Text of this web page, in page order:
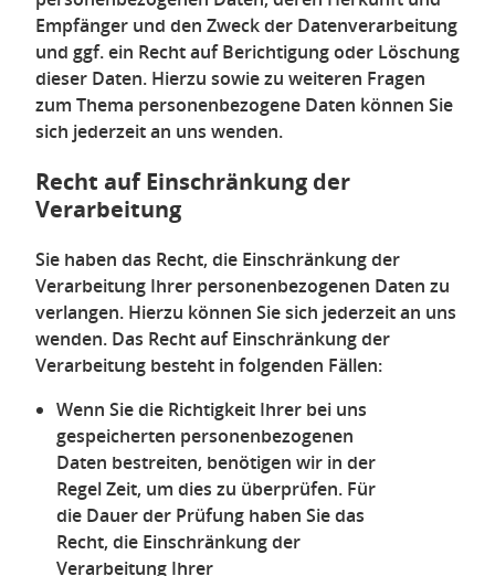
Empfänger und den Zweck der Datenverarbeitung
und ggf. ein Recht auf Berichtigung oder Löschung
dieser Daten. Hierzu sowie zu weiteren Fragen
zum Thema personenbezogene Daten können Sie
sich jederzeit an uns wenden.
Recht auf Einschränkung der
Verarbeitung
Sie haben das Recht, die Einschränkung der
Verarbeitung Ihrer personenbezogenen Daten zu
verlangen. Hierzu können Sie sich jederzeit an uns
wenden. Das Recht auf Einschränkung der
Verarbeitung besteht in folgenden Fällen:
Wenn Sie die Richtigkeit Ihrer bei uns
gespeicherten personenbezogenen
Daten bestreiten, benötigen wir in der
Regel Zeit, um dies zu überprüfen. Für
die Dauer der Prüfung haben Sie das
Recht, die Einschränkung der
Verarbeitung Ihrer